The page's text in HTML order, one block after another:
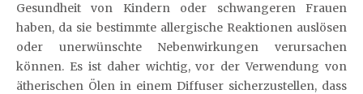
Gesundheit von Kindern oder schwangeren Frauen
haben, da sie bestimmte allergische Reaktionen auslösen
oder unerwünschte Nebenwirkungen verursachen
können. Es ist daher wichtig, vor der Verwendung von
ätherischen Ölen in einem Diffuser sicherzustellen, dass